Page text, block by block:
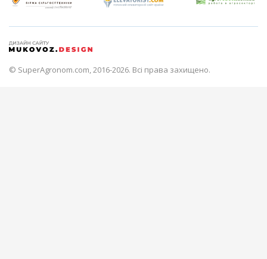
© SuperAgronom.com, 2016-2026. Всі права захищено.